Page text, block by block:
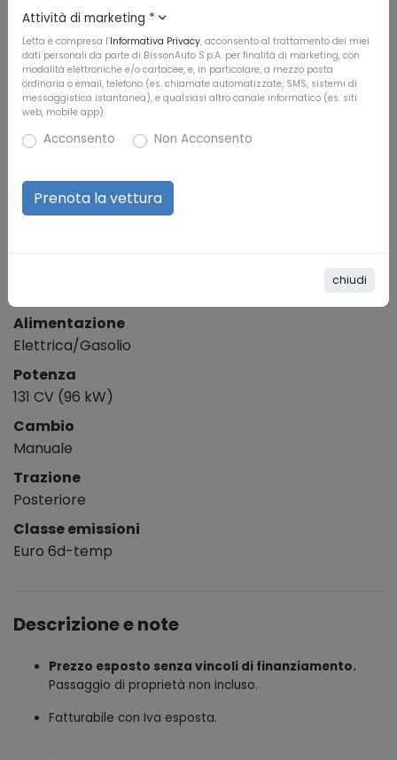
Garanzia
Garanzia del concessionario
Carrozzeria
Furgone, 2 porte, 3 posti
Bianco Frozen
Riferimento
G22339
Alimentazione
Elettrica/Gasolio
Potenza
131 CV (96 kW)
Cambio
Manuale
Trazione
Posteriore
Classe emissioni
Euro 6d-temp
Descrizione e note
Prezzo esposto senza vincoli di finanziamento.
Passaggio di proprietà non incluso.
Fatturabile con Iva esposta.
Attività di marketing *
Letta e compresa l’Informativa Privacy, acconsento al trattamento dei miei
dati personali da parte di BissonAuto S.p.A. per finalità di marketing, con
modalità elettroniche e/o cartacee, e, in particolare, a mezzo posta
ordinaria o email, telefono (es. chiamate automatizzate, SMS, sistemi di
messaggistica istantanea), e qualsiasi altro canale informatico (es. siti
web, mobile app).
Acconsento Non Acconsento
chiudi